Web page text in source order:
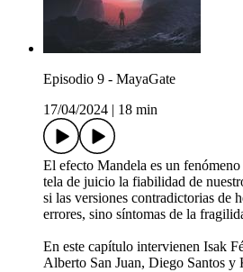
Episodio 9 - MayaGate
17/04/2024
18 min
El efecto Mandela es un
tela de juicio la fiabilidad de
si las versiones contradictorias de
errores, sino síntomas de la
En este capítulo intervienen Isak
Alberto San Juan, Diego Santos y